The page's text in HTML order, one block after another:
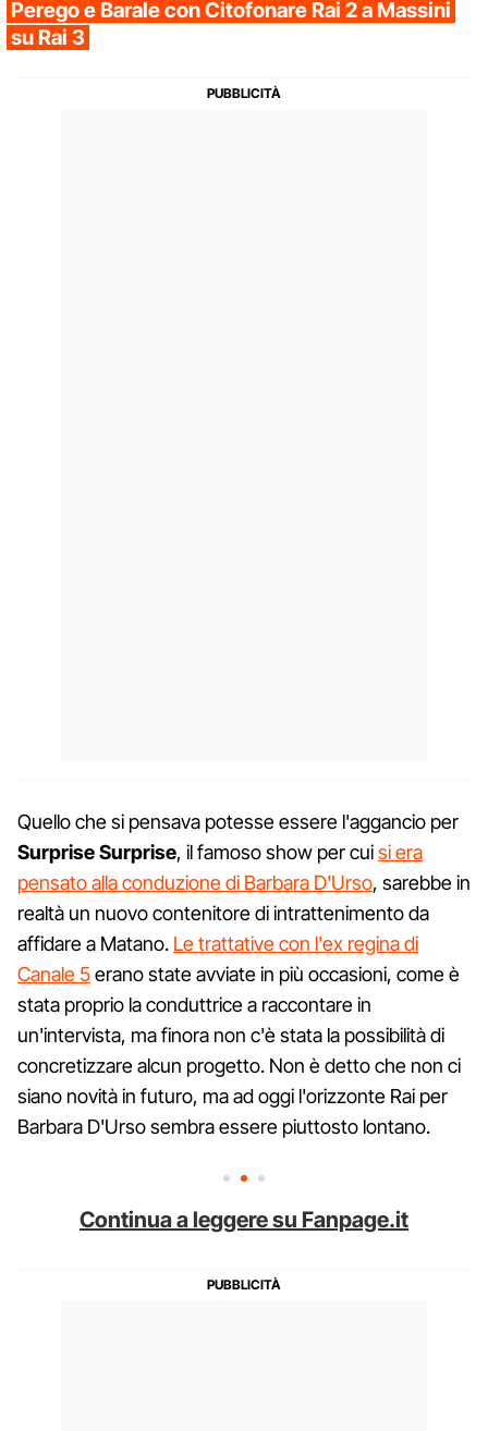
Perego e Barale con Citofonare Rai 2 a Massini
su Rai 3
Quello che si pensava potesse essere l'aggancio per
Surprise Surprise, il famoso show per cuisi era
pensato alla conduzione di Barbara D'Urso, sarebbe in
realtà un nuovo contenitore di intrattenimento da
affidare a Matano. Le trattative con l'ex regina di
Canale 5erano state avviate in più occasioni, come è
stata proprio la conduttrice a raccontare in
un'intervista, ma finora non c'è stata la possibilità di
concretizzare alcun progetto. Non è detto che non ci
siano novità in futuro, ma ad oggi l'orizzonte Rai per
Barbara D'Urso sembra essere piuttosto lontano.
Continua a leggere su Fanpage.it